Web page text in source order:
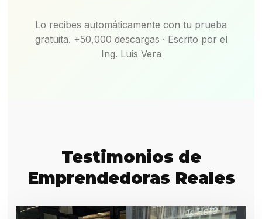
Lo recibes automáticamente con tu prueba
gratuita. +50,000 descargas · Escrito por el
Ing. Luis Vera
Testimonios de
Emprendedoras Reales